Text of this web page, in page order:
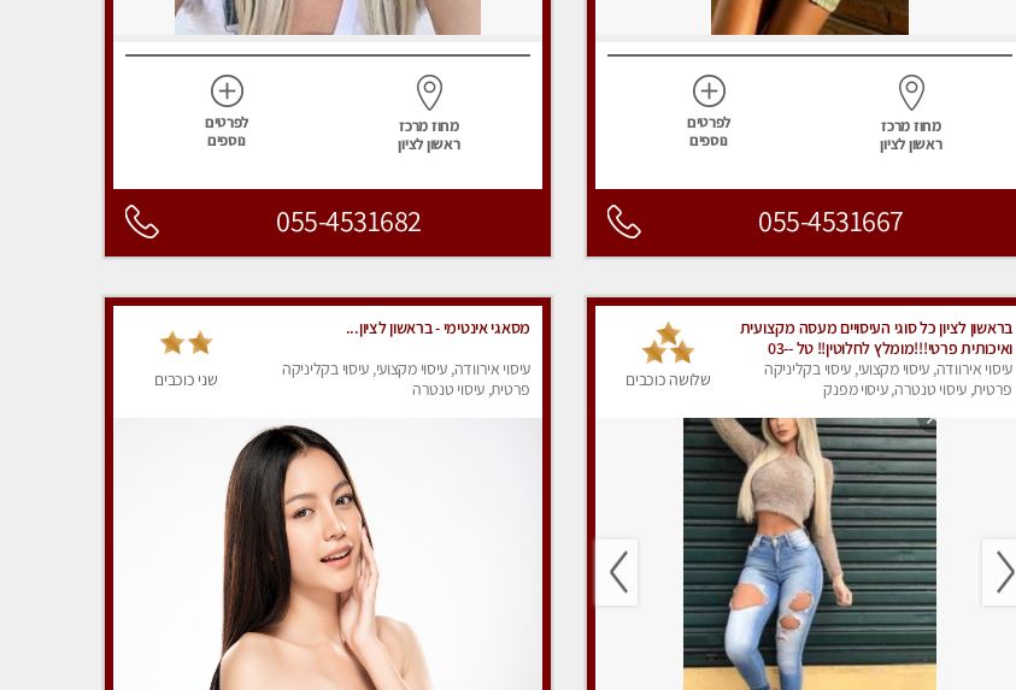
מחוז מרכז
ראשון לציון
לפרטים
נוספים
055-4531667
מחוז מרכז
ראשון לציון
לפרטים
נוספים
055-4531682
בראשון לציון כל סוגי העיסויים מעסה מקצועית
ואיכותית פרטי!!!מומלץ לחלוטין!! טל -03-
5413417
עיסוי אירוודה, עיסוי מקצועי, עיסוי בקליניקה
פרטית, עיסוי טנטרה, עיסוי מפנק
שלושה כוכבים
מסאגי אינטימי - בראשון לציון...
עיסוי אירוודה, עיסוי מקצועי, עיסוי בקליניקה
פרטית, עיסוי טנטרה
שני כוכבים